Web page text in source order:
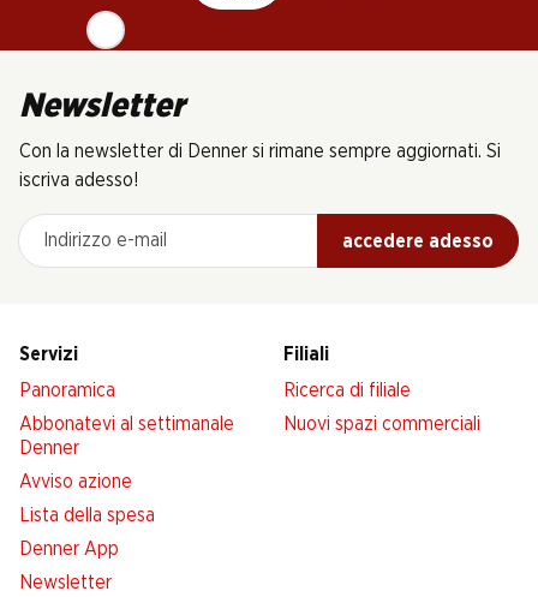
Newsletter
Con la newsletter di Denner si rimane sempre aggiornati. Si
iscriva adesso!
Indirizzo e-mail
accedere adesso
Servizi
Panoramica
Abbonatevi al settimanale
Denner
Avviso azione
Lista della spesa
Denner App
Newsletter
Filiali
Ricerca di filiale
Nuovi spazi commerciali